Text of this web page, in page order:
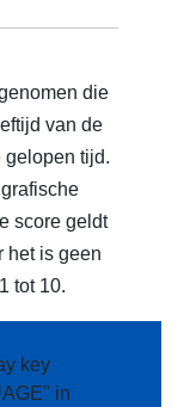
die
van de
gelopen tijd.
score geldt
het is geen
tot 10.
key
in